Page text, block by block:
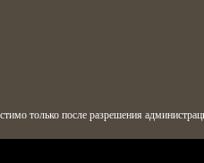
только после разрешения